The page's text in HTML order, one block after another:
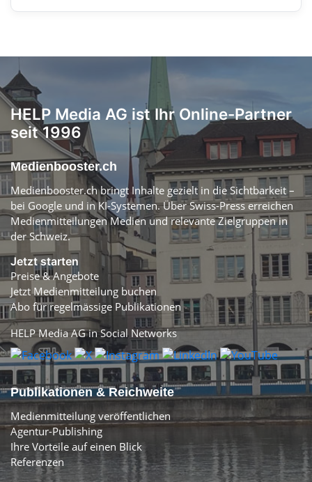
HELP Media AG ist Ihr Online-Partner
seit 1996
Medienbooster.ch
Medienbooster.ch bringt Inhalte gezielt in die Sichtbarkeit –
bei Google und in KI-Systemen. Über Swiss-Press erreichen
Medienmitteilungen Medien und relevante Zielgruppen in
der Schweiz.
Jetzt starten
Preise & Angebote
Jetzt Medienmitteilung buchen
Abo für regelmässige Publikationen
HELP Media AG in Social Networks
Publikationen & Reichweite
Medienmitteilung veröffentlichen
Agentur-Publishing
Ihre Vorteile auf einen Blick
Referenzen